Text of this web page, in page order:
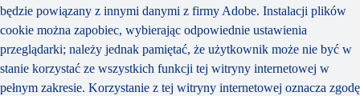
będzie powiązany z innymi danymi z firmy Adobe. Instalacji plików
cookie można zapobiec, wybierając odpowiednie ustawienia
przeglądarki; należy jednak pamiętać, że użytkownik może nie być w
stanie korzystać ze wszystkich funkcji tej witryny internetowej w
pełnym zakresie. Korzystanie z tej witryny internetowej oznacza zgodę